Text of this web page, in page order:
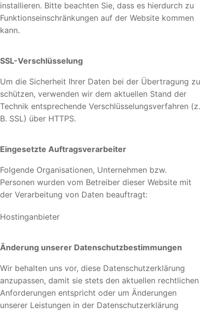
installieren. Bitte beachten Sie, dass es hierdurch zu
Funktionseinschränkungen auf der Website kommen
kann.
SSL-Verschlüsselung
Um die Sicherheit Ihrer Daten bei der Übertragung zu
schützen, verwenden wir dem aktuellen Stand der
Technik entsprechende Verschlüsselungsverfahren (z.
B. SSL) über HTTPS.
Eingesetzte Auftragsverarbeiter
Folgende Organisationen, Unternehmen bzw.
Personen wurden vom Betreiber dieser Website mit
der Verarbeitung von Daten beauftragt:
Hostinganbieter
Änderung unserer Datenschutzbestimmungen
Wir behalten uns vor, diese Datenschutzerklärung
anzupassen, damit sie stets den aktuellen rechtlichen
Anforderungen entspricht oder um Änderungen
unserer Leistungen in der Datenschutzerklärung